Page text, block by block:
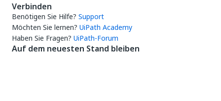
Verbinden
Benötigen Sie Hilfe? Support
Möchten Sie lernen? UiPath Academy
Haben Sie Fragen? UiPath-Forum
Auf dem neuesten Stand bleiben